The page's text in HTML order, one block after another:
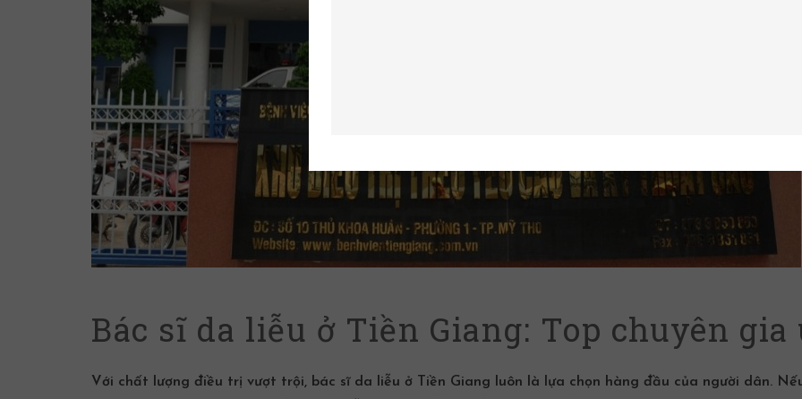
Bác sĩ da liễu ở Tiền Giang: Top chuyên
Với chất lượng điều trị vượt trội, bác sĩ da liễu ở Tiền Giang luôn là lựa chọn hàng đầu của người dân.